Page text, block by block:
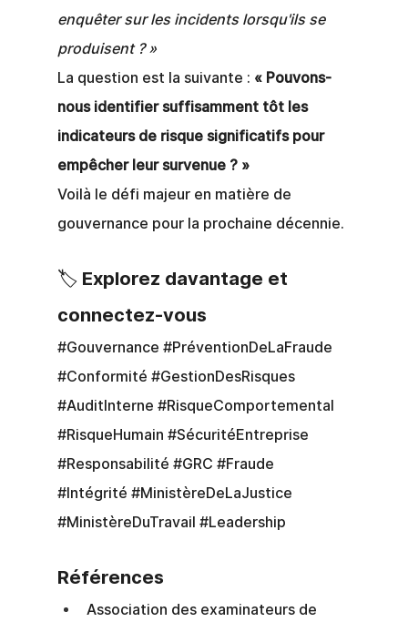
enquêter sur les incidents lorsqu'ils se
produisent ? »
La question est la suivante : « Pouvons-
nous identifier suffisamment tôt les
indicateurs de risque significatifs pour
empêcher leur survenue ? »
Voilà le défi majeur en matière de
gouvernance pour la prochaine décennie.
🏷️ Explorez davantage et
connectez-vous
#Gouvernance #PréventionDeLaFraude
#Conformité #GestionDesRisques
#AuditInterne #RisqueComportemental
#RisqueHumain #SécuritéEntreprise
#Responsabilité #GRC #Fraude
#Intégrité #MinistèreDeLaJustice
#MinistèreDuTravail #Leadership
Références
Association des examinateurs de